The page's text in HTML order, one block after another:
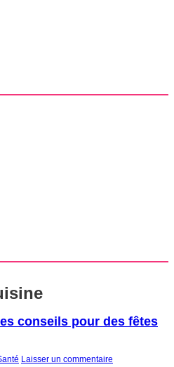
conseils pour des fêtes
Laisser un commentaire